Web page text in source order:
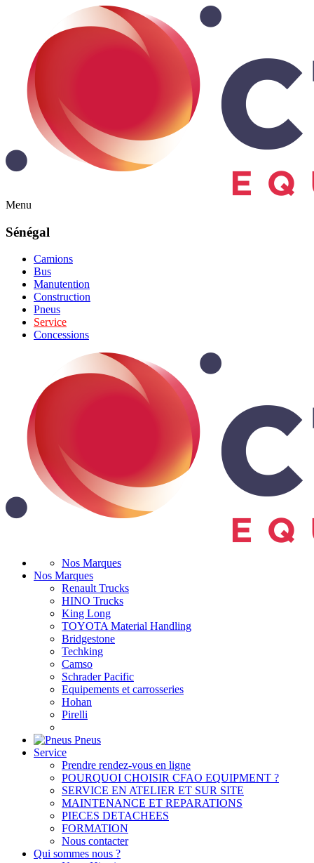
Menu
Sénégal
Camions
Bus
Manutention
Construction
Pneus
Service
Concessions
Nos Marques
Nos Marques
Renault Trucks
HINO Trucks
King Long
TOYOTA Material Handling
Bridgestone
Techking
Camso
Schrader Pacific
Equipements et carrosseries
Hohan
Pirelli
Pneus
Service
Prendre rendez-vous en ligne
POURQUOI CHOISIR CFAO EQUIPMENT ?
SERVICE EN ATELIER ET SUR SITE
MAINTENANCE ET REPARATIONS
PIECES DETACHEES
FORMATION
Nous contacter
Qui sommes nous ?